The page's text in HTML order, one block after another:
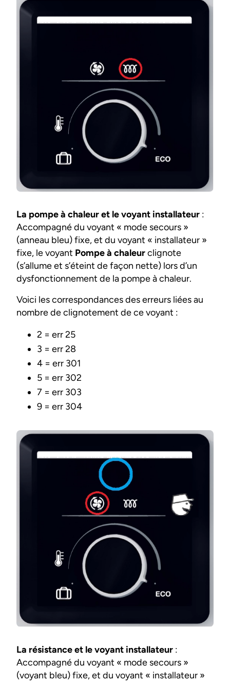
La pompe à chaleur et le voyant installateur :
Accompagné du voyant « mode secours »
(anneau bleu) fixe, et du voyant « installateur »
fixe, le voyant Pompe à chaleurclignote
(s’allume et s’éteint de façon nette) lors d’un
dysfonctionnement de la pompe à chaleur.
Voici les correspondances des erreurs liées au
nombre de clignotement de ce voyant :
2 = err 25
3 = err 28
4 = err 301
5 = err 302
7 = err 303
9 = err 304
La résistance et le voyant installateur :
Accompagné du voyant « mode secours »
(voyant bleu) fixe, et du voyant « installateur »